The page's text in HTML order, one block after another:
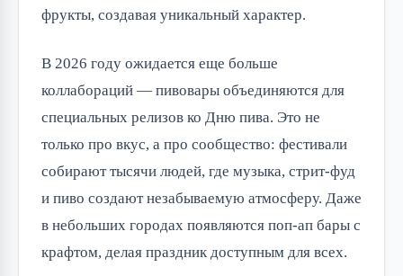
фрукты, создавая уникальный характер.
В 2026 году ожидается еще больше
коллабораций — пивовары объединяются для
специальных релизов ко Дню пива. Это не
только про вкус, а про сообщество: фестивали
собирают тысячи людей, где музыка, стрит-фуд
и пиво создают незабываемую атмосферу. Даже
в небольших городах появляются поп-ап бары с
крафтом, делая праздник доступным для всех.